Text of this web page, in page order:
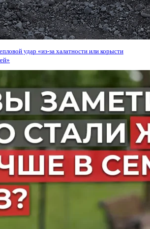
удар «из-за халатности или корысти